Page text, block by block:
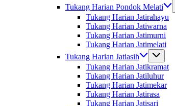
Tukang Harian Pondok Melati
Tukang Harian Jatirahayu
Tukang Harian Jatiwarna
Tukang Harian Jatimurni
Tukang Harian Jatimelati
Tukang Harian Jatiasih
Tukang Harian Jatikramat
Tukang Harian Jatiluhur
Tukang Harian Jatimekar
Tukang Harian Jatirasa
Tukang Harian Jatisari